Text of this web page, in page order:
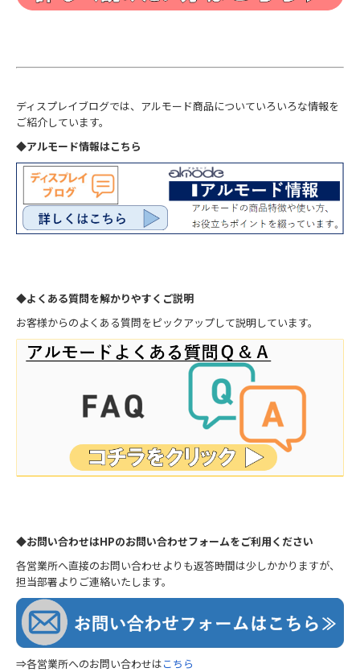
ディスプレイブログでは、アルモード商品についていろいろな情報を
ご紹介しています。
◆アルモード情報はこちら
◆よくある質問を解かりやすくご説明
お客様からのよくある質問をピックアップして説明しています。
◆お問い合わせはHPのお問い合わせフォームをご利用ください
各営業所へ直接のお問い合わせよりも返答時間は少しかかりますが、
担当部署よりご連絡いたします。
⇒各営業所へのお問い合わせはこちら